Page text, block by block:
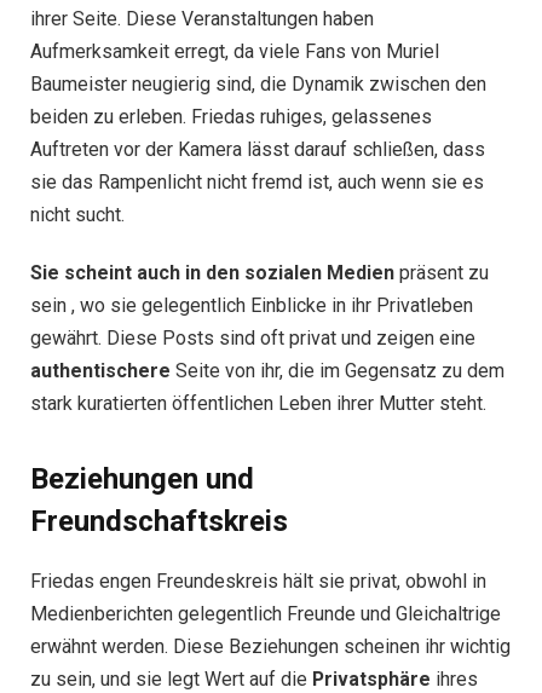
ihrer Seite. Diese Veranstaltungen haben
Aufmerksamkeit erregt, da viele Fans von Muriel
Baumeister neugierig sind, die Dynamik zwischen den
beiden zu erleben. Friedas ruhiges, gelassenes
Auftreten vor der Kamera lässt darauf schließen, dass
sie das Rampenlicht nicht fremd ist, auch wenn sie es
nicht sucht.
Sie scheint auch in den sozialen Medien präsent zu
sein , wo sie gelegentlich Einblicke in ihr Privatleben
gewährt. Diese Posts sind oft privat und zeigen eine
authentischere Seite von ihr, die im Gegensatz zu dem
stark kuratierten öffentlichen Leben ihrer Mutter steht.
Beziehungen und
Freundschaftskreis
Friedas engen Freundeskreis hält sie privat, obwohl in
Medienberichten gelegentlich Freunde und Gleichaltrige
erwähnt werden. Diese Beziehungen scheinen ihr wichtig
zu sein, und sie legt Wert auf die Privatsphäre ihres